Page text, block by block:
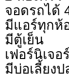
จอดรถได้
มีแอร์ทุกห้
มีตู้เย็น
เฟอร์นิเจอ
มีบ่อเลี้ยง